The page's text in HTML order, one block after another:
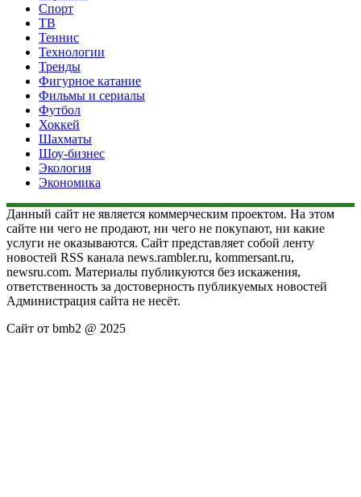
Спорт
ТВ
Теннис
Технологии
Тренды
Фигурное катание
Фильмы и сериалы
Футбол
Хоккей
Шахматы
Шоу-бизнес
Экология
Экономика
Данный сайт не является коммерческим проектом. На этом
сайте ни чего не продают, ни чего не покупают, ни какие
услуги не оказываются. Сайт представляет собой ленту
новостей RSS канала news.rambler.ru, kommersant.ru,
newsru.com. Материалы публикуются без искажения,
ответственность за достоверность публикуемых новостей
Администрация сайта не несёт.
Сайт от bmb2 @ 2025